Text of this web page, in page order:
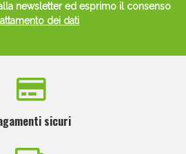
newsletter ed esprimo il consenso
dei dati
sicuri